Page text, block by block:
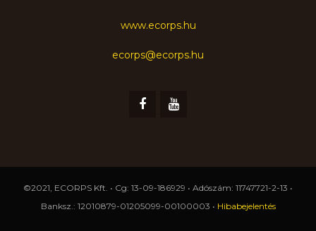
www.ecorps.hu
ecorps@ecorps.hu
©2021, ECORPS Kft. • Cg: 13-09-186929 • Adószám: 11747721-2-13 •
Banksz.: 12010879-01205099-00100003 • Hibabejelentés